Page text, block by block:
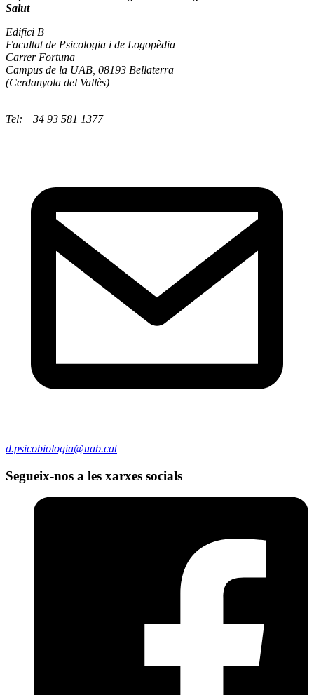
Salut
Edifici B
Facultat de Psicologia i de Logopèdia
Carrer Fortuna
Campus de la UAB, 08193 Bellaterra
(Cerdanyola del Vallès)
Tel: +34 93 581 1377
d.psicobiologia@uab.cat
Segueix-nos a les xarxes socials